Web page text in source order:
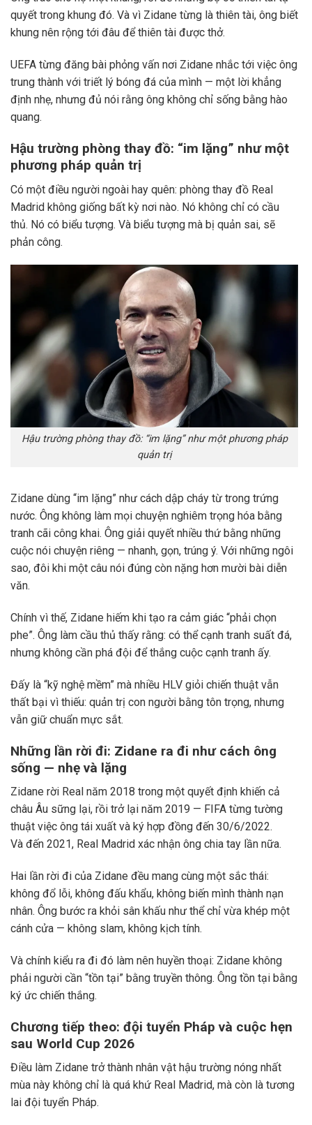
quyết trong khung đó. Và vì Zidane từng là thiên tài, ông biết
khung nên rộng tới đâu để thiên tài được thở.
UEFA từng đăng bài phỏng vấn nơi Zidane nhắc tới việc ông
trung thành với triết lý bóng đá của mình — một lời khẳng
định nhẹ, nhưng đủ nói rằng ông không chỉ sống bằng hào
quang.
Hậu trường phòng thay đồ: “im lặng” như một
phương pháp quản trị
Có một điều người ngoài hay quên: phòng thay đồ Real
Madrid không giống bất kỳ nơi nào. Nó không chỉ có cầu
thủ. Nó có biểu tượng. Và biểu tượng mà bị quản sai, sẽ
phản công.
Hậu trường phòng thay đồ: “im lặng” như một phương pháp
quản trị
Zidane dùng “im lặng” như cách dập cháy từ trong trứng
nước. Ông không làm mọi chuyện nghiêm trọng hóa bằng
tranh cãi công khai. Ông giải quyết nhiều thứ bằng những
cuộc nói chuyện riêng — nhanh, gọn, trúng ý. Với những ngôi
sao, đôi khi một câu nói đúng còn nặng hơn mười bài diễn
văn.
Chính vì thế, Zidane hiếm khi tạo ra cảm giác “phải chọn
phe”. Ông làm cầu thủ thấy rằng: có thể cạnh tranh suất đá,
nhưng không cần phá đội để thắng cuộc cạnh tranh ấy.
Đấy là “kỹ nghệ mềm” mà nhiều HLV giỏi chiến thuật vẫn
thất bại vì thiếu: quản trị con người bằng tôn trọng, nhưng
vẫn giữ chuẩn mực sắt.
Những lần rời đi: Zidane ra đi như cách ông
sống — nhẹ và lặng
Zidane rời Real năm 2018 trong một quyết định khiến cả
châu Âu sững lại, rồi trở lại năm 2019 — FIFA từng tường
thuật việc ông tái xuất và ký hợp đồng đến 30/6/2022.
Và đến 2021, Real Madrid xác nhận ông chia tay lần nữa.
Hai lần rời đi của Zidane đều mang cùng một sắc thái:
không đổ lỗi, không đấu khẩu, không biến mình thành nạn
nhân. Ông bước ra khỏi sân khấu như thể chỉ vừa khép một
cánh cửa — không slam, không kịch tính.
Và chính kiểu ra đi đó làm nên huyền thoại: Zidane không
phải người cần “tồn tại” bằng truyền thông. Ông tồn tại bằng
ký ức chiến thắng.
Chương tiếp theo: đội tuyển Pháp và cuộc hẹn
sau World Cup 2026
Điều làm Zidane trở thành nhân vật hậu trường nóng nhất
mùa này không chỉ là quá khứ Real Madrid, mà còn là tương
lai đội tuyển Pháp.